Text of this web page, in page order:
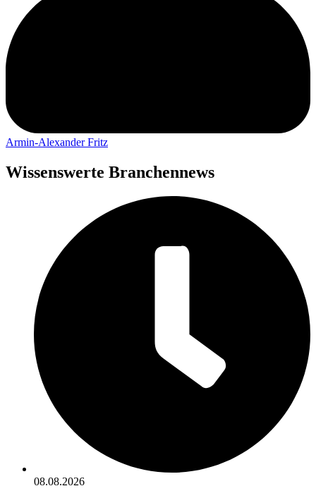
Armin-Alexander Fritz
Wissenswerte Branchennews
08.08.2026